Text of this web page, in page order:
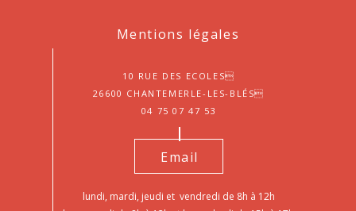
Mentions légales
10 Rue des Ecoles
26600 Chantemerle-les-Blés
04 75 07 47 53
Email
lundi, mardi, jeudi et vendredi de 8h à 12h